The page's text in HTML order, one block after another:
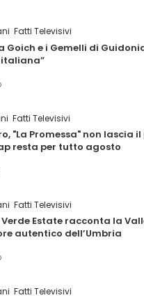
Fatti Televisivi
Goich e i Gemelli di
italiana”
Fatti Televisivi
"La Promessa" non lascia
resta per tutto agosto
Fatti Televisivi
Verde Estate racconta la
autentico dell’Umbria
Fatti Televisivi